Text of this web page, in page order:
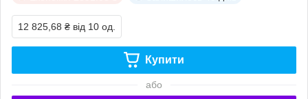
12 825,68 ₴ від 10 од.
Купити
або